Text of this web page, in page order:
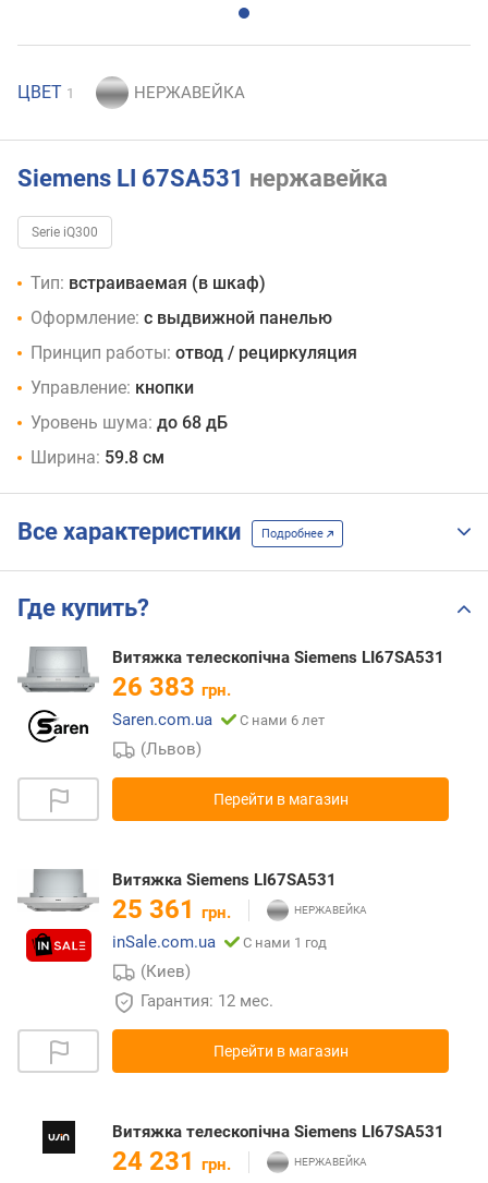
ЦВЕТ 1
Siemens LI 67SA531 нержавейка
Serie iQ300
Тип: встраиваемая (в шкаф)
Оформление: с выдвижной панелью
Принцип работы: отвод / рециркуляция
Управление: кнопки
Уровень шума: до 68 дБ
Ширина: 59.8 см
Все характеристики Подробнее
Где купить?
Витяжка телескопічна Siemens LI67SA531
26 383 грн.
Saren.com.ua
С нами 6 лет
(Львов)
Перейти в магазин
Витяжка Siemens LI67SA531
25 361 грн.
inSale.com.ua
С нами 1 год
(Киев)
Гарантия: 12 мес.
Перейти в магазин
Витяжка телескопічна Siemens LI67SA531
24 231 грн.